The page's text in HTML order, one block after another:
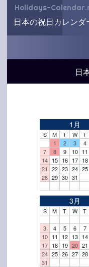
Holidays-
日本の祝日カレン
日
1月
S M T W T
1
2 3 4
7
8 9 10 11
14 15 16 17 18
21
22 23 24 25
28 29 30 31
3月
S M T W T
3
4 5 6 7
10 11 12 13 14
17 18 19 20 21
24 25 26 27 28
31